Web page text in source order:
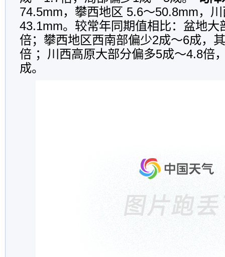
74.5mm，攀西地区 5.6～50.8mm，
43.1mm。较常年同期值相比：盆地大
倍；攀西地区西南部偏少2成～6成，
倍 ；川西高原大部分偏多5成～4.8倍
成。